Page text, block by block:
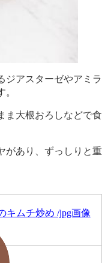
ジアスターゼやアミラ
ま大根おろしなどで食
があり、ずっしりと重
キムチ炒め /jpg画像